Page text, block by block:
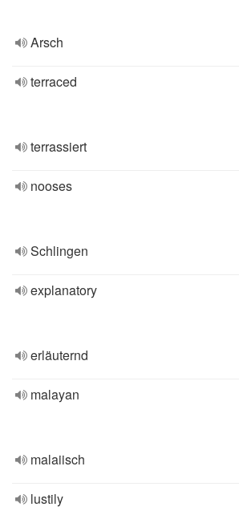
Arsch
terraced
terrassiert
nooses
Schlingen
explanatory
erläuternd
malayan
malaiisch
lustily